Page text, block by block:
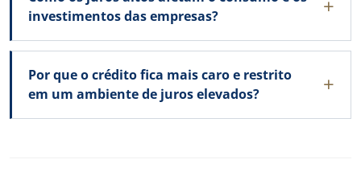
investimentos das empresas?
Por que o crédito fica mais caro e restrito
em um ambiente de juros elevados?